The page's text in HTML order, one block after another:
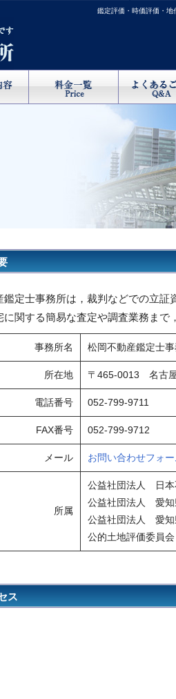
鑑定評価・時価評価・地
鑑定士事務所は，裁判などでの立
に関する簡易な査定や調査業務まで
事務所名 松岡不動産鑑定士
所在地 〒465-0013 名古
電話番号 052-799-9711
FAX番号 052-799-9712
メール お問い合わせフォー
所属
公益社団法人 日本
公益社団法人 愛知
公益社団法人 愛知
公的土地評価委員
ス